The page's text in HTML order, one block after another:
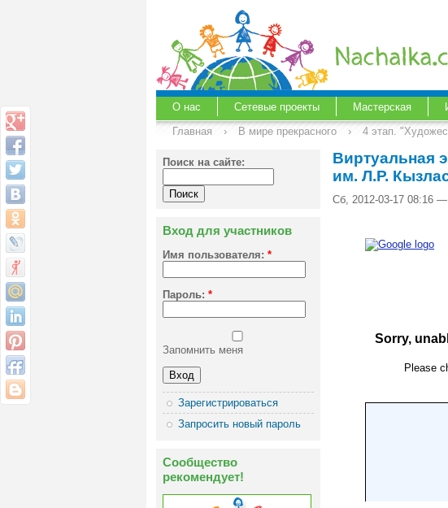
О нас Сетевые проекты Мастерская
Главная
› В мире прекрасного › 4 этап.
Поиск на сайте:
Вход для участников
Имя пользователя: *
Пароль: *
Запомнить меня
Зарегистрироваться
Запросить новый пароль
Сообщество
рекомендует!
Виртуальная
им. Л.Р.
Сб, 2012-03-17 08:16